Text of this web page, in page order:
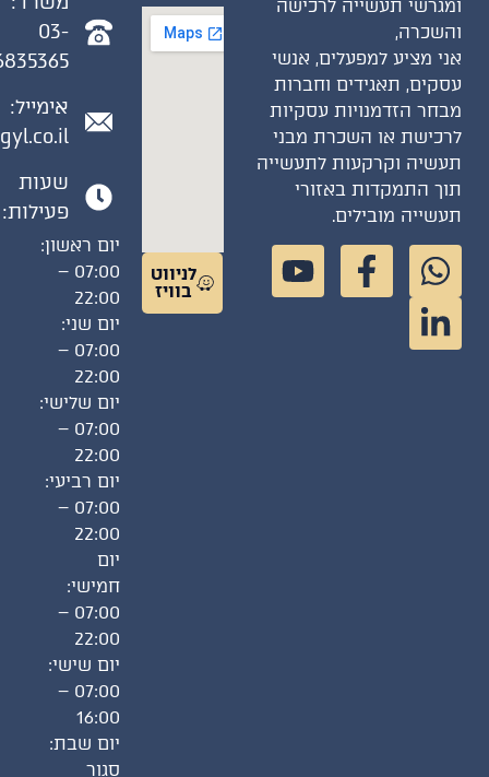
ומגרשי תעשייה לרכישה
והשכרה,
אני מציע למפעלים, אנשי
עסקים, תאגידים וחברות
מבחר הזדמנויות עסקיות
לרכישת או השכרת מבני
תעשיה וקרקעות לתעשייה
תוך התמקדות באזורי
תעשייה מובילים.
לניווט
בוויז
03-
אימייל:
שעות
פעילות:
יום ראשון:
07:00 –
22:00
יום שני:
07:00 –
22:00
יום שלישי:
07:00 –
22:00
יום רביעי:
07:00 –
22:00
יום
חמישי:
07:00 –
22:00
יום שישי:
07:00 –
16:00
יום שבת:
סגור